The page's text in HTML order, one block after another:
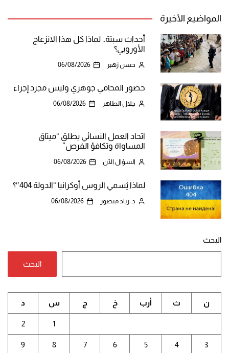
المواضيع الأخيرة
أحداث سبتة.. لماذا كل هذا الانزعاج
الأوروبي؟
حسن زهير 06/08/2026
حضور المحامي جوهري وليس مجرد إجراء
جلال الطاهر 06/08/2026
اتحاد العمل النسائي يطلق “ميثاق
المساواة وتكافؤ الفرص”
السؤال الآن 06/08/2026
لماذا يُسمي الروس أوكرانيا “الدولة 404″؟
د. زياد منصور 06/08/2026
البحث
البحث
ن ث أرب خ ج س د
1
2
3
4
5
6
7
8
9